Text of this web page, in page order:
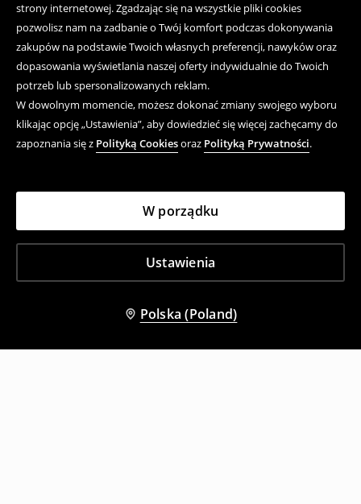
strony internetowej. Zgadzając się na wszystkie pliki cookies
pozwolisz nam na zadbanie o Twój komfort podczas dokonywania
zakupów na podstawie Twoich własnych preferencji, nawyków oraz
dopasowania wyświetlania naszej oferty indywidualnie do Twoich
potrzeb lub spersonalizowanych reklam.
W dowolnym momencie, możesz dokonać zmiany swojego wyboru
klikając opcję „Ustawienia”, aby dowiedzieć się więcej zachęcamy do
zapoznania się z Polityką Cookiesoraz Polityką Prywatności.
Ustawienia
W porządku
Polska (Poland)